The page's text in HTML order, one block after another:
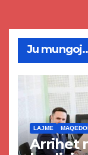
Ju
LAJME
Arrihet